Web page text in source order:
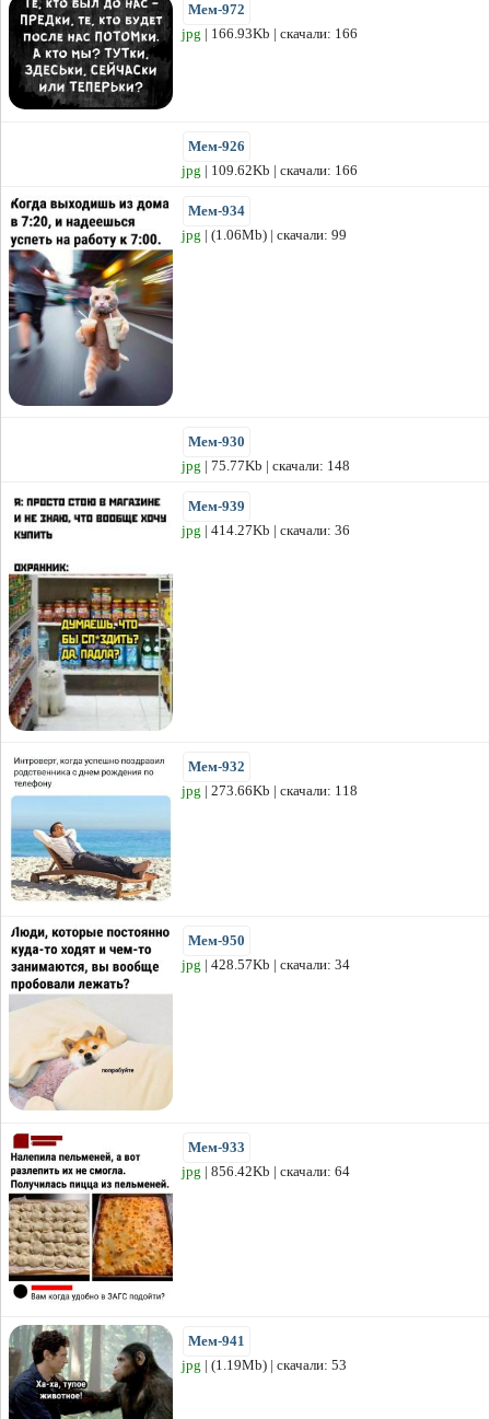
Мем-972
jpg | 166.93Kb | скачали: 166
Мем-926
jpg | 109.62Kb | скачали: 166
Мем-934
jpg | (1.06Mb) | скачали: 99
Мем-930
jpg | 75.77Kb | скачали: 148
Мем-939
jpg | 414.27Kb | скачали: 36
Мем-932
jpg | 273.66Kb | скачали: 118
Мем-950
jpg | 428.57Kb | скачали: 34
Мем-933
jpg | 856.42Kb | скачали: 64
Мем-941
jpg | (1.19Mb) | скачали: 53